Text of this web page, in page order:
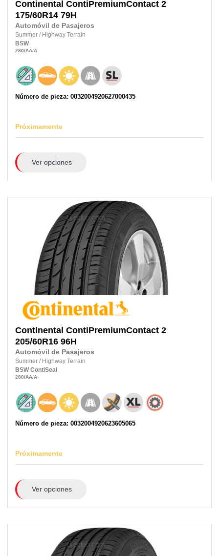
Continental ContiPremiumContact 2
175/60R14 79H
Automóvil de Pasajeros
Summer / Highway Terrain
BSW
280/AA/A
Número de pieza: 0032004920627000435
Próximamente
Ver opciones
Continental ContiPremiumContact 2
205/60R16 96H
Automóvil de Pasajeros
Summer / Highway Terrain
BSW ContiSeal
280/AA/A
Número de pieza: 0032004920623605065
Próximamente
Ver opciones